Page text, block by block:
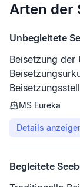
Arten der
Unbegleitete
Beisetzung der
MS Eureka
Details
Begleitete